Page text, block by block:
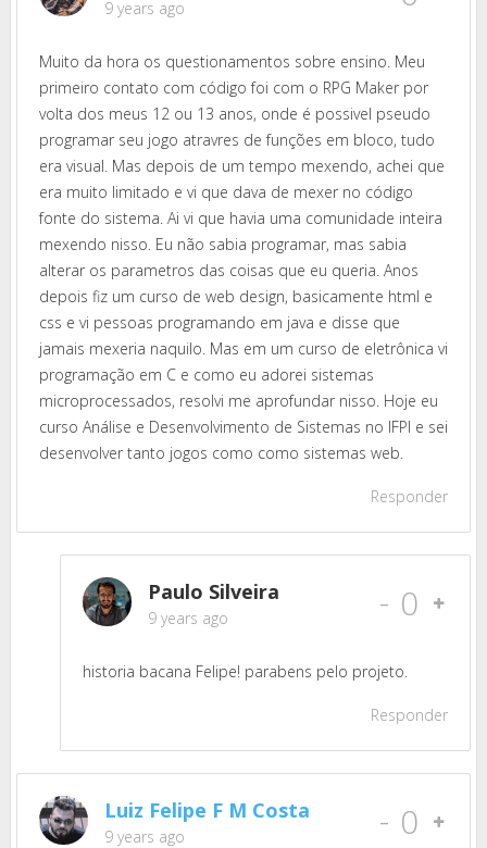
9 years ago
Muito da hora os questionamentos sobre ensino. Meu
primeiro contato com código foi com o RPG Maker por
volta dos meus 12 ou 13 anos, onde é possivel pseudo
programar seu jogo atravres de funções em bloco, tudo
era visual. Mas depois de um tempo mexendo, achei que
era muito limitado e vi que dava de mexer no código
fonte do sistema. Ai vi que havia uma comunidade inteira
mexendo nisso. Eu não sabia programar, mas sabia
alterar os parametros das coisas que eu queria. Anos
depois fiz um curso de web design, basicamente html e
css e vi pessoas programando em java e disse que
jamais mexeria naquilo. Mas em um curso de eletrônica vi
programação em C e como eu adorei sistemas
microprocessados, resolvi me aprofundar nisso. Hoje eu
curso Análise e Desenvolvimento de Sistemas no IFPI e sei
desenvolver tanto jogos como como sistemas web.
Responder
Paulo Silveira
9 years ago - 0
historia bacana Felipe! parabens pelo projeto.
Responder
Luiz Felipe F M Costa
9 years ago - 0